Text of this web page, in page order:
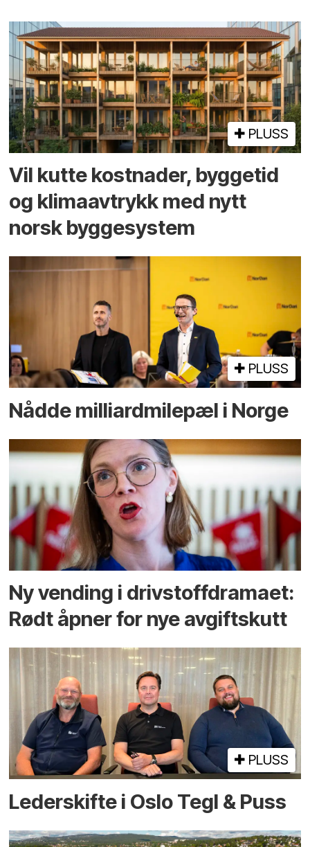
PLUSS
Vil kutte kostnader, byggetid
og klima­avtrykk med nytt
norsk bygge­system
PLUSS
Nådde milliard­­milepæl i Norge
Ny vending i drivstoffdramaet:
Rødt åpner for nye avgiftskutt
PLUSS
Lederskifte i Oslo Tegl & Puss